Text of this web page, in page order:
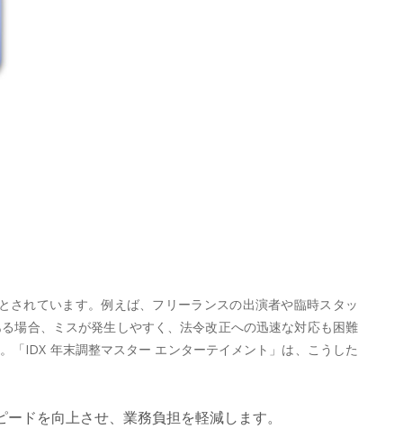
れています。例えば、フリーランスの出演者や臨時スタッ
場合、ミスが発生しやすく、法令改正への迅速な対応も困難
「IDX 年末調整マスター エンターテイメント」は、こうした
ドを向上させ、業務負担を軽減します。